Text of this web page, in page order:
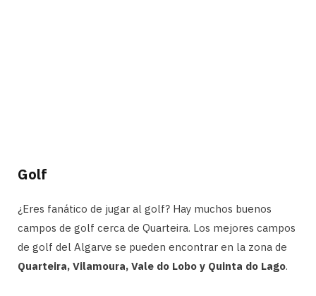
Golf
¿Eres fanático de jugar al golf? Hay muchos buenos
campos de golf cerca de Quarteira. Los mejores campos
de golf del Algarve se pueden encontrar en la zona de
Quarteira, Vilamoura, Vale do Lobo y Quinta do Lago.